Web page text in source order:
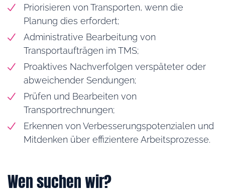
Priorisieren von Transporten, wenn die
Planung dies erfordert;
Administrative Bearbeitung von
Transportaufträgen im TMS;
Proaktives Nachverfolgen verspäteter oder
abweichender Sendungen;
Prüfen und Bearbeiten von
Transportrechnungen;
Erkennen von Verbesserungspotenzialen und
Mitdenken über effizientere Arbeitsprozesse.
Wen suchen wir?